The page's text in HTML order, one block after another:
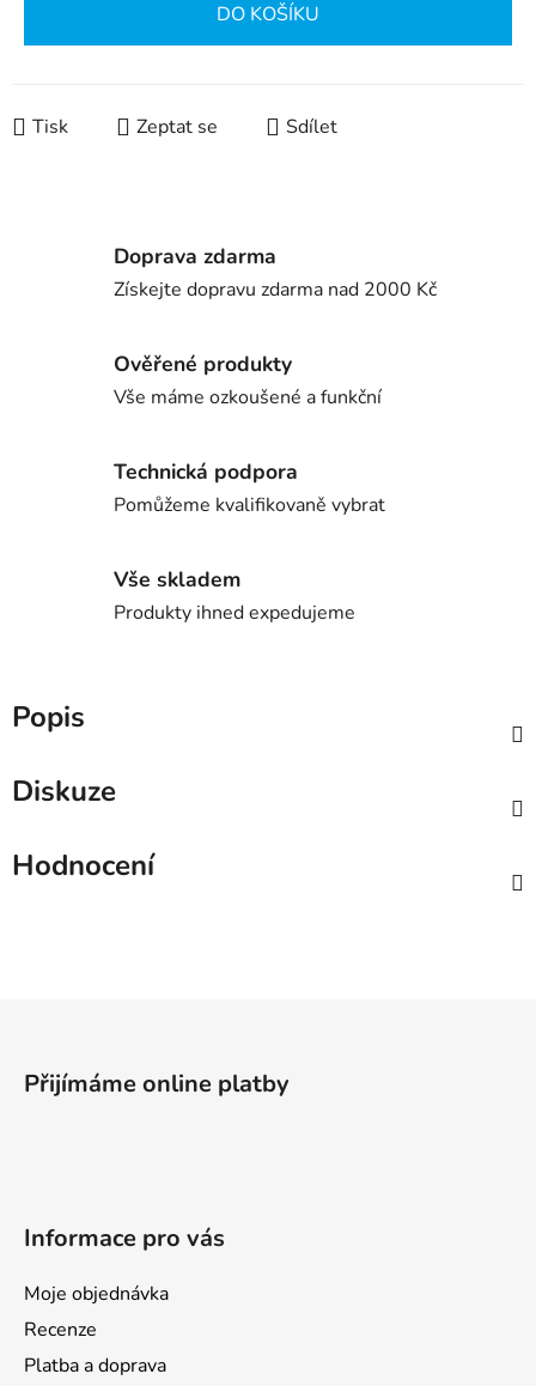
DO KOŠÍKU
Tisk Zeptat se Sdílet
Doprava zdarma
Získejte dopravu zdarma nad 2000 Kč
Ověřené produkty
Vše máme ozkoušené a funkční
Technická podpora
Pomůžeme kvalifikovaně vybrat
Vše skladem
Produkty ihned expedujeme
Popis
Diskuze
Hodnocení
Přijímáme online platby
Informace pro vás
Moje objednávka
Recenze
Platba a doprava